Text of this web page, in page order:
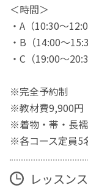
＜時間＞
・A（10:30～
・B（14:00～
・C（19:00～
※完全予約制
※教材費9,900円
※着物・帯・長
※各コース定員5
レッスン